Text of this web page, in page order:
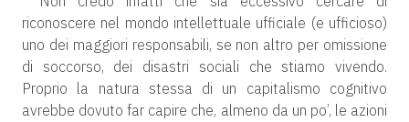
riconoscere nel mondo intellettuale ufficiale (e ufficioso)
uno dei maggiori responsabili, se non altro per omissione
di soccorso, dei disastri sociali che stiamo vivendo.
Proprio la natura stessa di un capitalismo cognitivo
avrebbe dovuto far capire che, almeno da un po’, le azioni